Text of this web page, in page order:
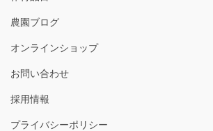
農園ブログ
オンラインショップ
お問い合わせ
採用情報
プライバシーポリシー